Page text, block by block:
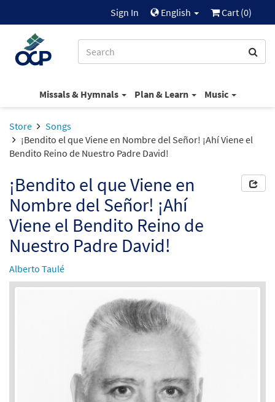
Sign In English Cart (0)
Missals & Hymnals Plan & Learn Music
Store
Songs
¡Bendito el que Viene en Nombre del Señor! ¡Ahí Viene el
Bendito Reino de Nuestro Padre David!
¡Bendito el que Viene en
Nombre del Señor! ¡Ahí
Viene el Bendito Reino de
Nuestro Padre David!
Alberto Taulé